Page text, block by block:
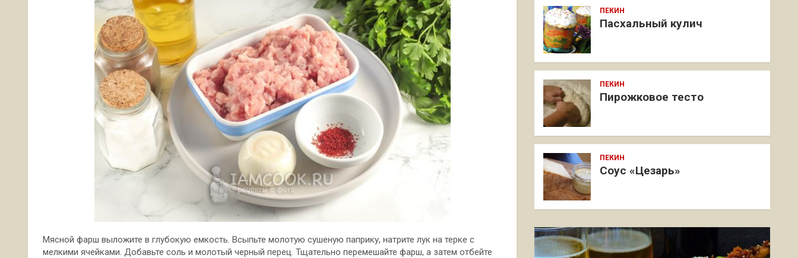
Мясной фарш выложите в глубокую емкость. Всыпьте молотую сушеную паприку, натрите лук на терке с
мелкими ячейками. Добавьте соль и молотый черный перец. Тщательно перемешайте фарш, а затем отбейте
ПЕКИН
Пасхальный кулич
ПЕКИН
Пирожковое тесто
ПЕКИН
Соус «Цезарь»